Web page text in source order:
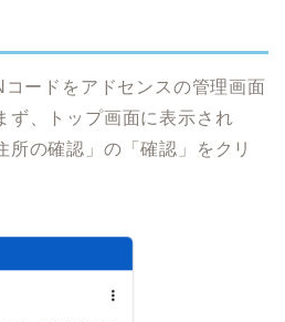
ードをアドセンスの管理画面
ず、トップ画面に表示され
所の確認」の「確認」をクリ